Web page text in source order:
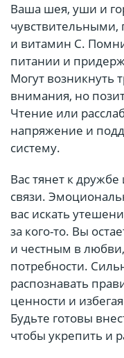
Ваша шея, уши и
чувствительными,
и витамин С.
питании и
Могут возникнуть
внимания, но
Чтение или
напряжение и
систему.
Вас тянет к
связи.
вас искать
за кого-то. Вы
и честным в
потребности.
распознавать
ценности и
Будьте готовы
чтобы укрепить и